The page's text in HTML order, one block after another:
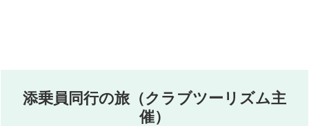
添乗員同行の旅（クラブツーリズム主
催）